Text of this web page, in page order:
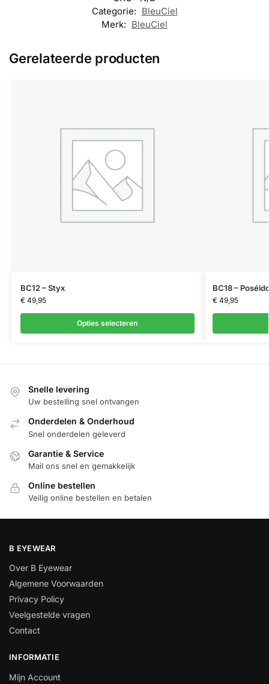
Categorie: BleuCiel
Merk: BleuCiel
Gerelateerde producten
BC12 – Styx
€49,95
Opties selecteren
BC18 –
€49,95
Snelle levering
Uw bestelling snel ontvangen
Onderdelen & Onderhoud
Snel onderdelen geleverd
Garantie & Service
Mail ons snel en gemakkelijk
Online bestellen
Veilig online bestellen en betalen
B EYEWEAR
Over B Eyewear
Algemene Voorwaarden
Privacy Policy
Veelgestelde vragen
Contact
INFORMATIE
Mijn Account